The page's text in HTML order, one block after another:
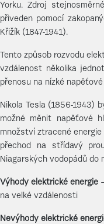
Yorku. Zdroj
přiveden pomocí
Křižík (1847-1941).
Tento způsob rozvodu
vzdálenost několika
přenosu na nízké napěťové
Nikola Tesla (1856-1943)
možné měnit napěťové
množství ztracené
přechod na střídavý
Niagarských vodopádů do
Výhody elektrické energie
na velké vzdálenosti
Nevýhody elektrické